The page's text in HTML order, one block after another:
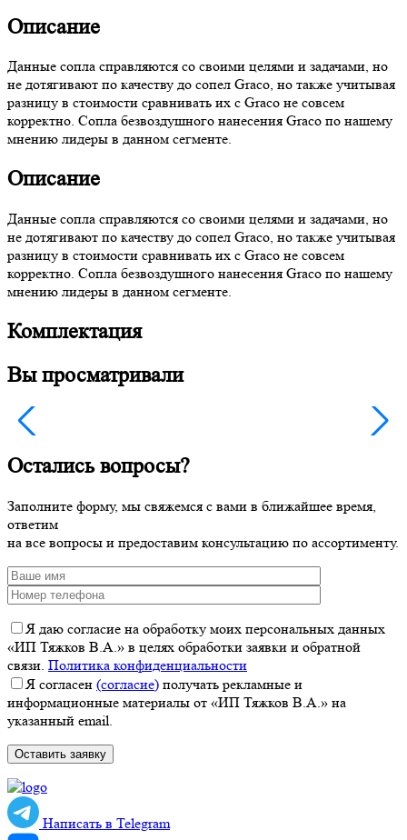
Описание
Данные сопла справляются со своими целями и задачами, но
не дотягивают по качеству до сопел Graco, но также учитывая
разницу в стоимости сравнивать их с Graco не совсем
корректно. Сопла безвоздушного нанесения Graco по нашему
мнению лидеры в данном сегменте.
Описание
Данные сопла справляются со своими целями и задачами, но
не дотягивают по качеству до сопел Graco, но также учитывая
разницу в стоимости сравнивать их с Graco не совсем
корректно. Сопла безвоздушного нанесения Graco по нашему
мнению лидеры в данном сегменте.
Комплектация
Вы просматривали
Остались вопросы?
Заполните форму, мы свяжемся с вами в ближайшее время,
ответим
на все вопросы и предоставим консультацию по ассортименту.
Я даю согласие на обработку моих персональных данных
«ИП Тяжков В.А.» в целях обработки заявки и обратной
связи. Политика конфиденциальности
Я согласен (согласие) получать рекламные и
информационные материалы от «ИП Тяжков В.А.» на
указанный email.
Написать в Telegram